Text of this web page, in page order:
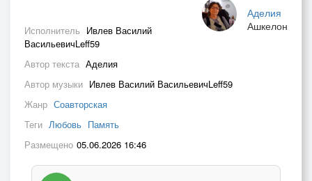
Аделия
Ашкелон
Исполнитель Ивлев Василий
ВасильевичLeff59
Автор текста Аделия
Автор музыки Ивлев Василий ВасильевичLeff59
Жанр Соавторская
Теги Любовь Память
Размещено 05.06.2026 16:46